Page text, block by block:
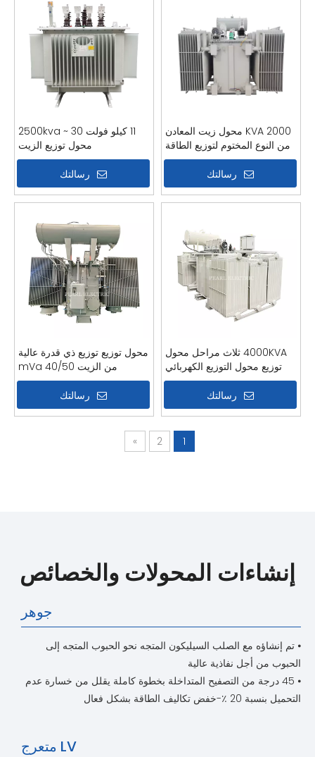
11 كيلو فولت 30 ~ 2500kva
محول توزيع الزيت
رسالتك
2000 KVA محول زيت المعادن
من النوع المختوم لتوزيع الطاقة
رسالتك
محول توزيع توزيع ذي قدرة عالية
من الزيت 40/50 mVa
رسالتك
4000KVA ثلاث مراحل محول
توزيع محول التوزيع الكهربائي
رسالتك
1
2
»
إنشاءات المحولات والخصائص
جوهر
⦁ تم إنشاؤه مع الصلب السيليكون المتجه نحو الحبوب المتجه إلى
الحبوب من أجل نفاذية عالية
⦁ 45 درجة من التصفيح المتداخلة بخطوة كاملة يقلل من خسارة عدم
التحميل بنسبة 20 ٪-خفض تكاليف الطاقة بشكل فعال
LV متعرج